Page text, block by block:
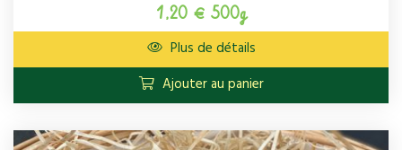
1,20 € 500g
Plus de détails
Ajouter au panier